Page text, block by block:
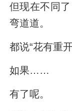
但现在不同
弯道道。
都说“花有重
如果……
有了呢。